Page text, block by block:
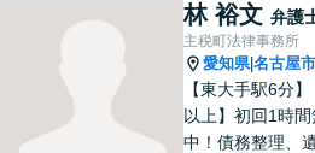
林 裕文 弁護
主税町法律事務所
愛知県|名古屋
【東大手駅6分
以上】初回1時
中！債務整理、